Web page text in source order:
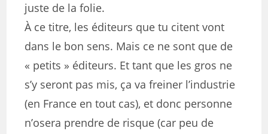
juste de la folie.
À ce titre, les éditeurs que tu citent vont
dans le bon sens. Mais ce ne sont que de
« petits » éditeurs. Et tant que les gros ne
s’y seront pas mis, ça va freiner l’industrie
(en France en tout cas), et donc personne
n’osera prendre de risque (car peu de